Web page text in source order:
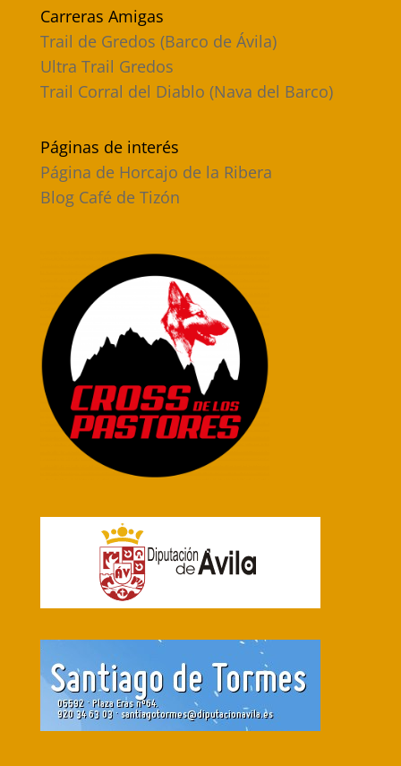
Carreras Amigas
Trail de Gredos (Barco de Ávila)
Ultra Trail Gredos
Trail Corral del Diablo (Nava del Barco)
Páginas de interés
Página de Horcajo de la Ribera
Blog Café de Tizón